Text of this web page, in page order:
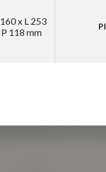
x L 253
118 mm